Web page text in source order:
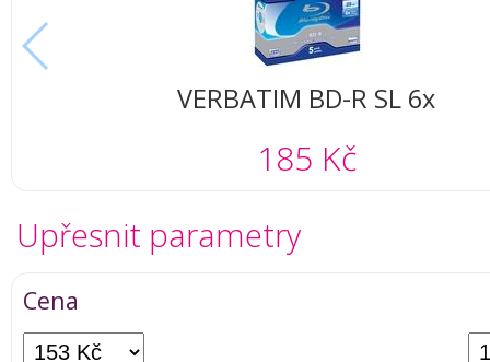
VERBATIM BD-R SL 6x
185 Kč
Upřesnit parametry
Cena